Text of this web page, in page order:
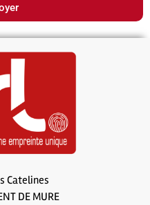
Catelines
DE MURE